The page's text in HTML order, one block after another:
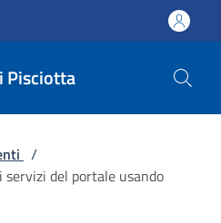
Pisciotta
/
servizi del portale usando